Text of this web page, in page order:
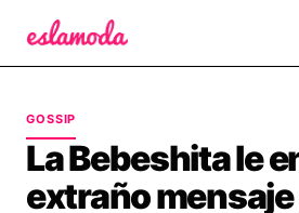
GOSSIP
La Bebeshita le
extraño mensaje